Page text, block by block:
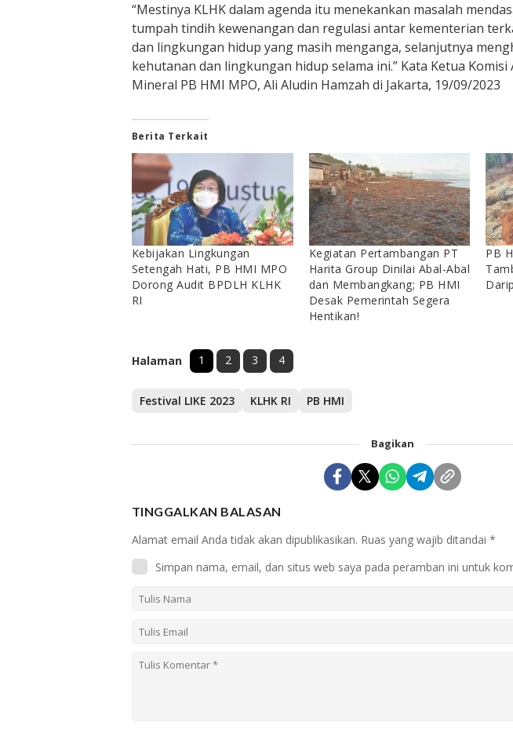
“Mestinya KLHK dalam agenda itu menekankan masalah
tumpah tindih kewenangan dan regulasi antar kementerian
dan lingkungan hidup yang masih menganga, selanjutnya
kehutanan dan lingkungan hidup selama ini.” Kata Ketua Komisi
Mineral PB HMI MPO, Ali Aludin Hamzah di Jakarta, 19/09/2023
Berita Terkait
Kebijakan Lingkungan
Setengah Hati, PB HMI MPO
Dorong Audit BPDLH KLHK
RI
Kegiatan Pertambangan PT
Harita Group Dinilai Abal-Abal
dan Membangkang; PB HMI
Desak Pemerintah Segera
Hentikan!
PB
Halaman 1 2 3 4
Festival LIKE 2023 KLHK RI PB HMI
Bagikan
TINGGALKAN BALASAN
Alamat email Anda tidak akan dipublikasikan. Ruas yang wajib ditandai *
Simpan nama, email, dan situs web saya pada peramban ini untuk